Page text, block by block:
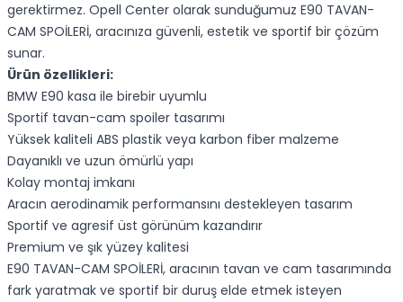
gerektirmez. Opell Center olarak sunduğumuz E90 TAVAN-
CAM SPOİLERİ, aracınıza güvenli, estetik ve sportif bir çözüm
sunar.
Ürün özellikleri:
BMW E90 kasa ile birebir uyumlu
Sportif tavan-cam spoiler tasarımı
Yüksek kaliteli ABS plastik veya karbon fiber malzeme
Dayanıklı ve uzun ömürlü yapı
Kolay montaj imkanı
Aracın aerodinamik performansını destekleyen tasarım
Sportif ve agresif üst görünüm kazandırır
Premium ve şık yüzey kalitesi
E90 TAVAN-CAM SPOİLERİ, aracının tavan ve cam tasarımında
fark yaratmak ve sportif bir duruş elde etmek isteyen